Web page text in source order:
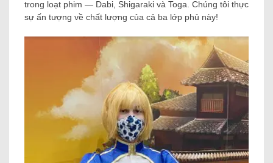
trong loạt phim — Dabi, Shigaraki và Toga. Chúng tôi thực
sự ấn tượng về chất lượng của cả ba lớp phủ này!